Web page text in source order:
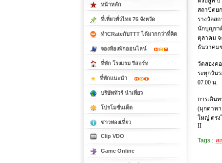
สถาปัตย
รางวัลส
นักบุญรา
ตุลาคม
ธันวาคม
วัดสองค
ระทุกวัน
07.00 น.
การเดิน
(มุกดาห
ใหญ่ ตรง
II
Tags : ส
หน้าหลัก
ที่เที่ยวทั่วไทย 76 จังหวัด
ทำCRateกับTTT ได้มากกว่าที่คิด
จองห้องพักออนไลน์
ที่พัก โรงแรม รีสอร์ท
ที่พักแนะนำ
บริษัททัวร์ นำเที่ยว
โปรโมชั่นเด็ด
ข่าวท่องเที่ยว
Clip VDO
Game Online